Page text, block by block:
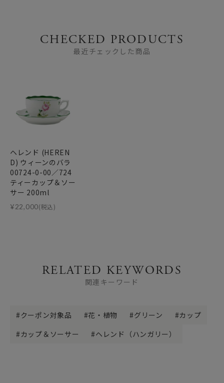
CHECKED PRODUCTS
最近チェックした商品
ヘレンド (HEREN
D) ウィーンのバラ
00724-0-00／724
ティーカップ＆ソー
サー 200ml
¥22,000(税込)
RELATED KEYWORDS
関連キーワード
クーポン対象品 花・植物 グリーン
カップ
カップ＆ソーサー
ヘレンド（ハンガリー）